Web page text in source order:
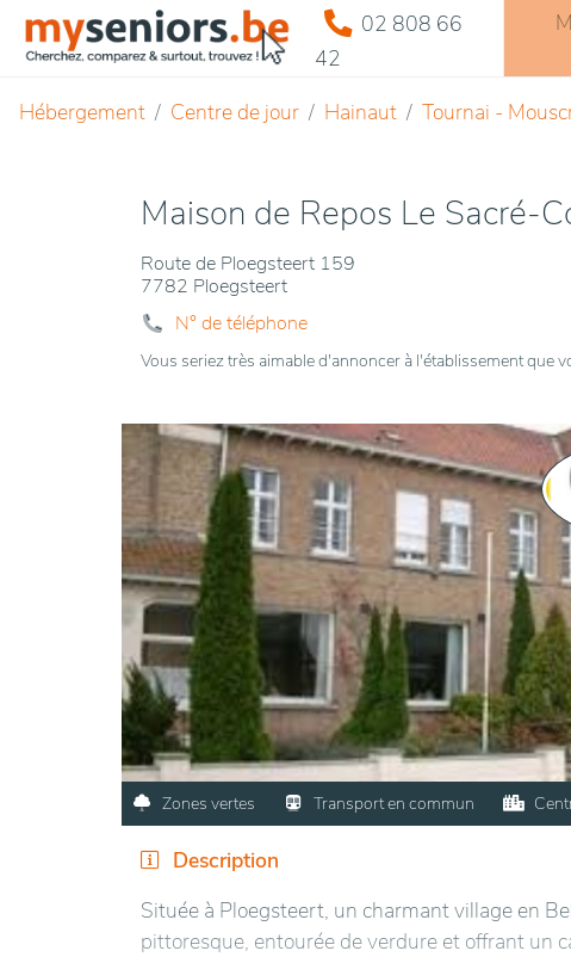
02 808 66
42
Hébergement Centre de jour Hainaut Tournai -
Maison de Repos Le Sacré-
Route de Ploegsteert 159
7782 Ploegsteert
N° de téléphone
Vous seriez très aimable d'annoncer à l'établissement que
Zones vertes Transport en commun
Description
Située à Ploegsteert, un charmant village en
pittoresque, entourée de verdure et offrant un